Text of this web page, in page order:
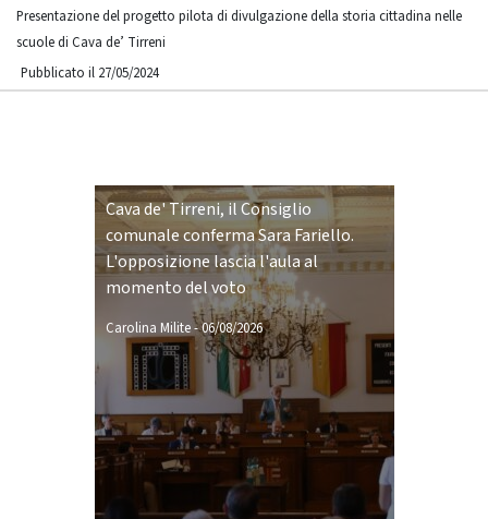
Presentazione del progetto pilota di divulgazione della storia cittadina nelle
scuole di Cava de’ Tirreni
Pubblicato il 27/05/2024
Cava de' Tirreni, il Consiglio
comunale conferma Sara Fariello.
L'opposizione lascia l'aula al
momento del voto
Carolina Milite-06/08/2026